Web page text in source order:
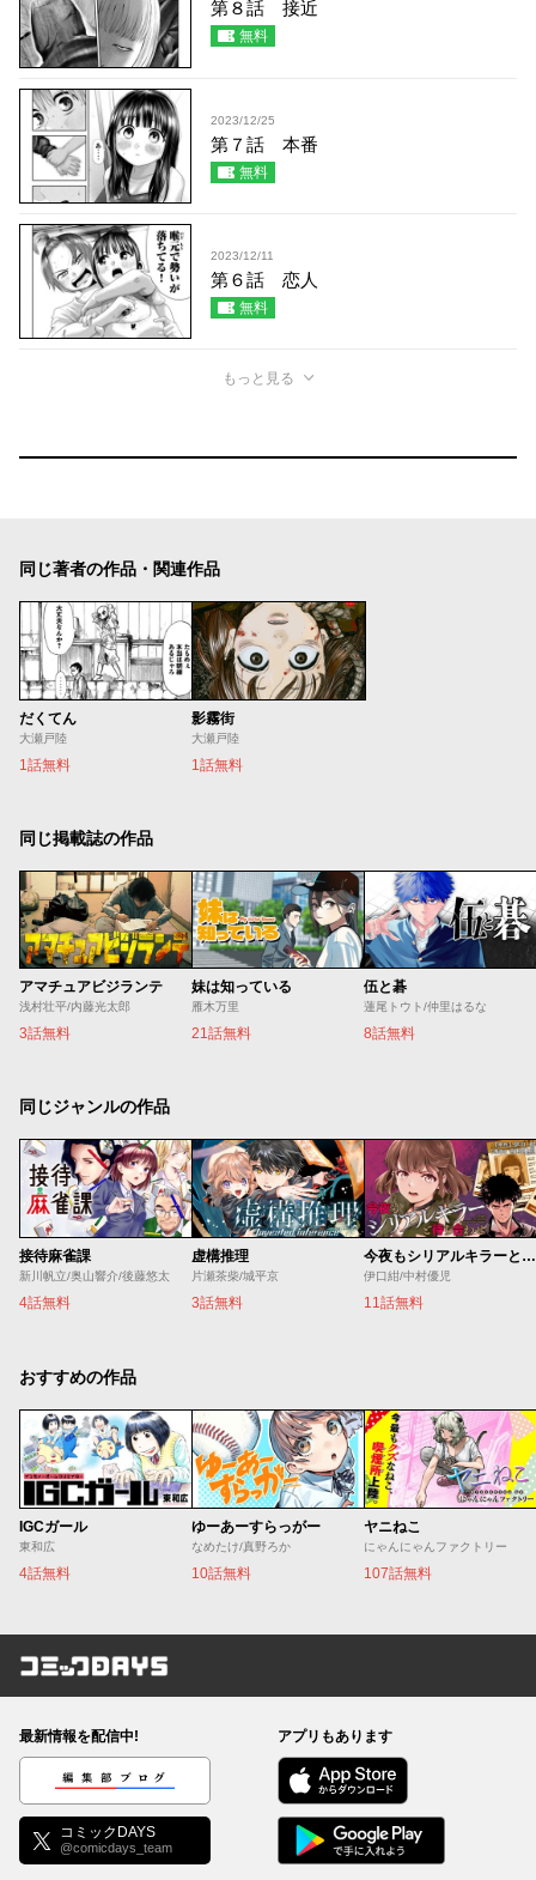
第８話 接近
無料
2023/12/25
第７話 本番
無料
2023/12/11
第６話 恋人
無料
もっと見る
同じ著者の作品・関連作品
だくてん
大瀬戸陸
1話無料
影霧街
大瀬戸陸
1話無料
同じ掲載誌の作品
アマチュアビジランテ
浅村壮平/内藤光太郎
3話無料
妹は知っている
雁木万里
21話無料
伍と碁
蓮尾トウト/仲里はるな
8話無料
同じジャンルの作品
接待麻雀課
新川帆立/奥山響介/後藤悠太
4話無料
虚構推理
片瀬茶柴/城平京
3話無料
今夜もシリアルキラーと待ち合わせ
伊口紺/中村優児
11話無料
おすすめの作品
IGCガール
東和広
4話無料
ゆーあーすらっがー
なめたけ/真野ろか
10話無料
ヤニねこ
にゃんにゃんファクトリー
107話無料
コミックDAYS
最新情報を配信中!
編集部ブログ
コミックDAYS
@comicdays_team
アプリもあります